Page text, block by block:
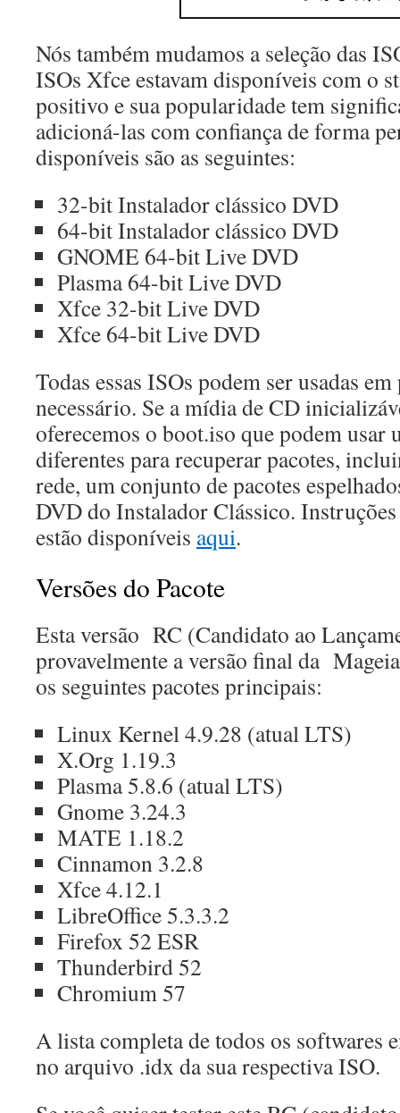
Nós também mudamos a seleção das
ISOs Xfce estavam disponíveis com o
positivo e sua popularidade tem
adicioná-las com confiança de forma
disponíveis são as seguintes:
32-bit Instalador clássico DVD
64-bit Instalador clássico DVD
GNOME 64-bit Live DVD
Plasma 64-bit Live DVD
Xfce 32-bit Live DVD
Xfce 64-bit Live DVD
Todas essas ISOs podem ser usadas
necessário. Se a mídia de CD
oferecemos o boot.iso que podem usar
diferentes para recuperar pacotes,
rede, um conjunto de pacotes
DVD do Instalador Clássico.
estão disponíveis aqui.
Versões do Pacote
Esta versão RC (Candidato ao
provavelmente a versão final da
os seguintes pacotes principais:
Linux Kernel 4.9.28 (atual LTS)
X.Org 1.19.3
Plasma 5.8.6 (atual LTS)
Gnome 3.24.3
MATE 1.18.2
Cinnamon 3.2.8
Xfce 4.12.1
LibreOffice 5.3.3.2
Firefox 52 ESR
Thunderbird 52
Chromium 57
A lista completa de todos os softwares
no arquivo .idx da sua respectiva ISO.